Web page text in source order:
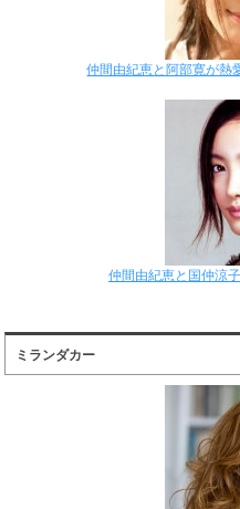
仲間由紀恵と阿部寛が熱
仲間由紀恵と国仲涼
ミランダカー